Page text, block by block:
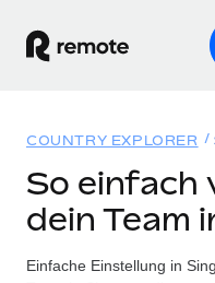
WELTWEITE
Globale Payroll
Lösungen
WELTWEITE
Ressourcen
COUNTRY EXPLORER
So einfach
dein Team
Einfache Einstellung in